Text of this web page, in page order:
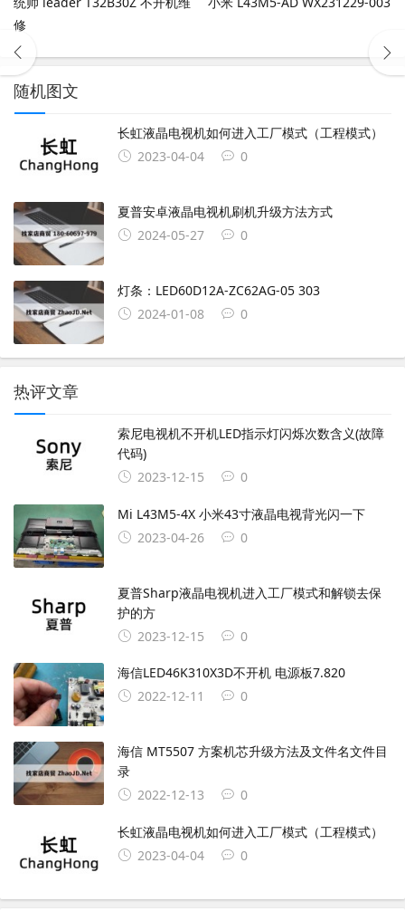
修
随机图文
长虹液晶电视机如何进入工厂模式（工程模式）
2023-04-04
0
夏普安卓液晶电视机刷机升级方法方式
2024-05-27
0
灯条：LED60D12A-ZC62AG-05 303
2024-01-08
0
热评文章
索尼电视机不开机LED指示灯闪烁次数含义(故障
代码)
2023-12-15
0
Mi L43M5-4X 小米43寸液晶电视背光闪一下
2023-04-26
0
夏普Sharp液晶电视机进入工厂模式和解锁去保
护的方
2023-12-15
0
海信LED46K310X3D不开机 电源板7.820
2022-12-11
0
海信 MT5507 方案机芯升级方法及文件名文件目
录
2022-12-13
0
长虹液晶电视机如何进入工厂模式（工程模式）
2023-04-04
0